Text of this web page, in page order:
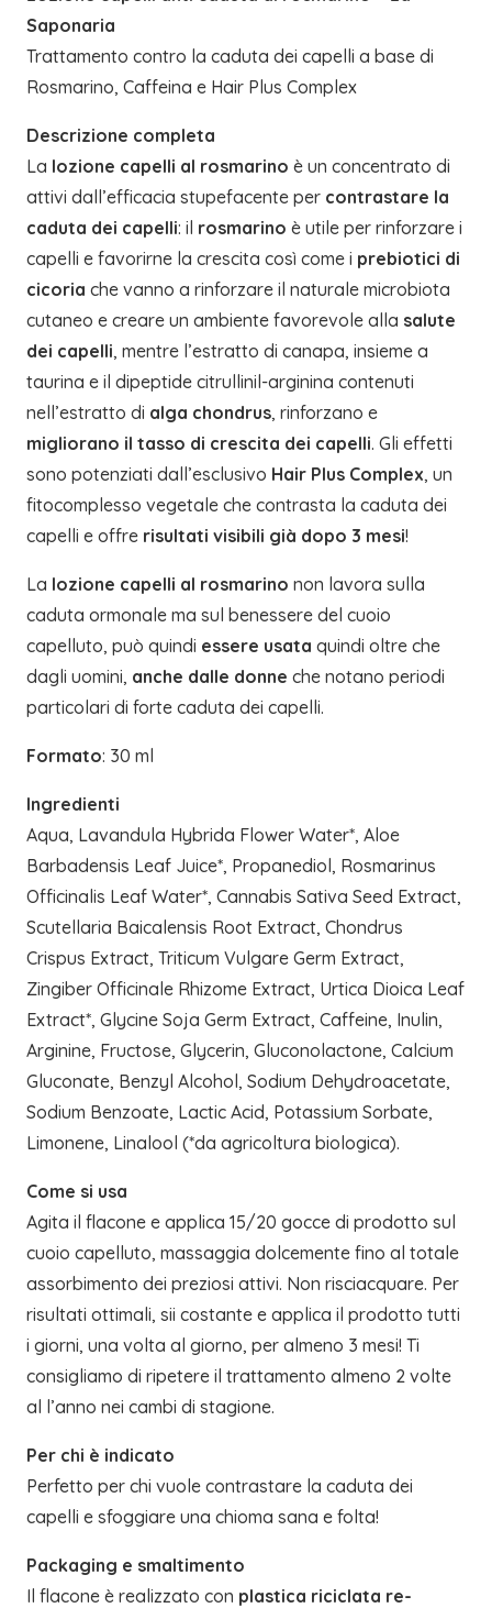
Saponaria
Trattamento contro la caduta dei capelli a base di
Rosmarino, Caffeina e Hair Plus Complex
Descrizione completa
La lozione capelli al rosmarino è un concentrato di
attivi dall’efficacia stupefacente per contrastare la
caduta dei capelli: il rosmarino è utile per rinforzare i
capelli e favorirne la crescita così come i prebiotici di
cicoria che vanno a rinforzare il naturale microbiota
cutaneo e creare un ambiente favorevole alla salute
dei capelli, mentre l’estratto di canapa, insieme a
taurina e il dipeptide citrullinil-arginina contenuti
nell’estratto di alga chondrus, rinforzano e
migliorano il tasso di crescita dei capelli. Gli effetti
sono potenziati dall’esclusivo Hair Plus Complex, un
fitocomplesso vegetale che contrasta la caduta dei
capelli e offre risultati visibili già dopo 3 mesi!
La lozione capelli al rosmarino non lavora sulla
caduta ormonale ma sul benessere del cuoio
capelluto, può quindi essere usata quindi oltre che
dagli uomini, anche dalle donne che notano periodi
particolari di forte caduta dei capelli.
Formato: 30 ml
Ingredienti
Aqua, Lavandula Hybrida Flower Water*, Aloe
Barbadensis Leaf Juice*, Propanediol, Rosmarinus
Officinalis Leaf Water*, Cannabis Sativa Seed Extract,
Scutellaria Baicalensis Root Extract, Chondrus
Crispus Extract, Triticum Vulgare Germ Extract,
Zingiber Officinale Rhizome Extract, Urtica Dioica Leaf
Extract*, Glycine Soja Germ Extract, Caffeine, Inulin,
Arginine, Fructose, Glycerin, Gluconolactone, Calcium
Gluconate, Benzyl Alcohol, Sodium Dehydroacetate,
Sodium Benzoate, Lactic Acid, Potassium Sorbate,
Limonene, Linalool (*da agricoltura biologica).
Come si usa
Agita il flacone e applica 15/20 gocce di prodotto sul
cuoio capelluto, massaggia dolcemente fino al totale
assorbimento dei preziosi attivi. Non risciacquare. Per
risultati ottimali, sii costante e applica il prodotto tutti
i giorni, una volta al giorno, per almeno 3 mesi! Ti
consigliamo di ripetere il trattamento almeno 2 volte
al l’anno nei cambi di stagione.
Per chi è indicato
Perfetto per chi vuole contrastare la caduta dei
capelli e sfoggiare una chioma sana e folta!
Packaging e smaltimento
Il flacone è realizzato con plastica riciclata re-